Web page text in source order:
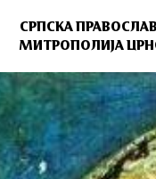
СРПСКА
МИТРОПОЛИЈА